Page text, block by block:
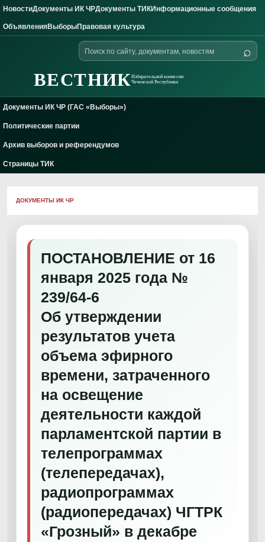
Skip to content
НовостиДокументы ИК ЧРДокументы ТИКИнформационные сообщения
ОбъявленияВыборыПравовая культура
ВЕСТНИКИзбирательной комиссии
Чеченской Республики
Поиск
по
⌕
Документы ИК ЧР (ГАС «Выборы»)
Политические партии
Архив выборов и референдумов
Страницы ТИК
ДОКУМЕНТЫ ИК ЧР
ПОСТАНОВЛЕНИЕ от 16
января 2025 года №
239/64-6
Об утверждении
результатов учета
объема эфирного
времени, затраченного
на освещение
деятельности каждой
парламентской партии в
телепрограммах
(телепередачах),
радиопрограммах
(радиопередачах) ЧГТРК
«Грозный» в декабре